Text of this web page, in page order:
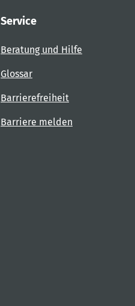
Service
Beratung und Hilfe
Glossar
Barrierefreiheit
Barriere melden